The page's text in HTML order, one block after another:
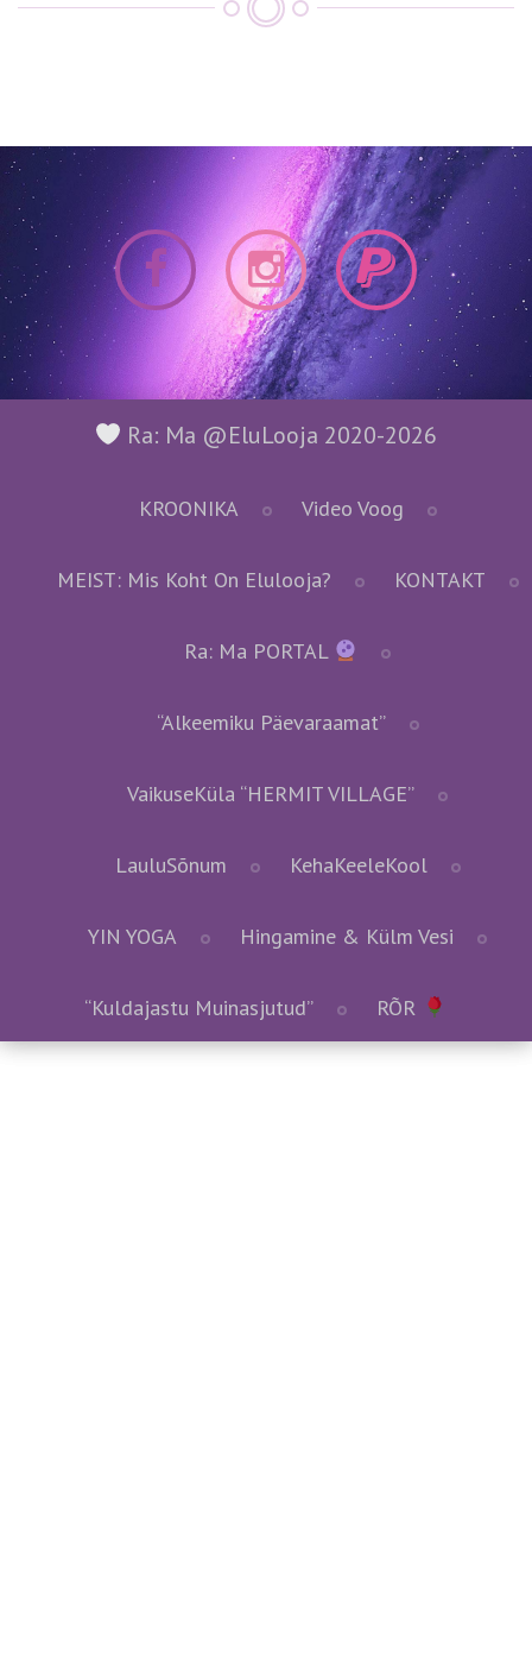
Ra: Ma @EluLooja 2020-2026
KROONIKA Video Voog
MEIST: Mis Koht On Elulooja? KONTAKT
Ra: Ma PORTAL
“Alkeemiku Päevaraamat”
VaikuseKüla “HERMIT VILLAGE”
LauluSõnum KehaKeeleKool
YIN YOGA Hingamine & Külm Vesi
“Kuldajastu Muinasjutud” RÕR